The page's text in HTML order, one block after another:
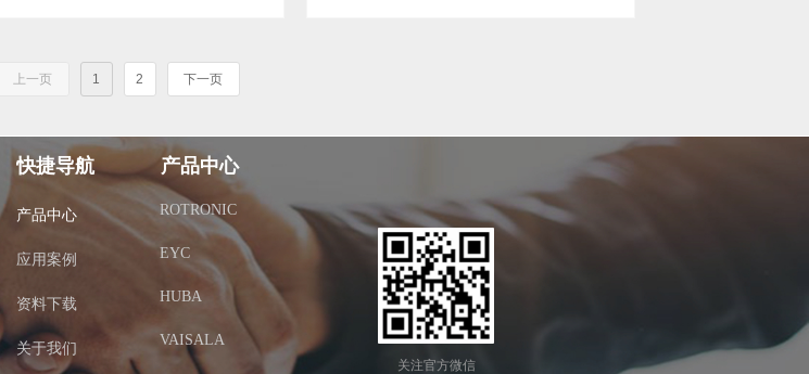
上一页 1 2 下一页
快捷导航
产品中心
应用案例
资料下载
关于我们
产品中心
ROTRONIC
EYC
HUBA
VAISALA
关注官方微信